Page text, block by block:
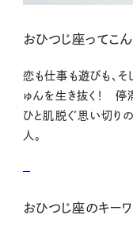
おひつじ座ってこ
恋も仕事も遊びも、
ゅんを生き抜く！ 停
ひと肌脱ぐ思い切り
人。
おひつじ座のキーワ